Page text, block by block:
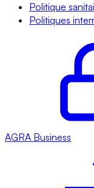
Politique
Politiques
AGRA Business